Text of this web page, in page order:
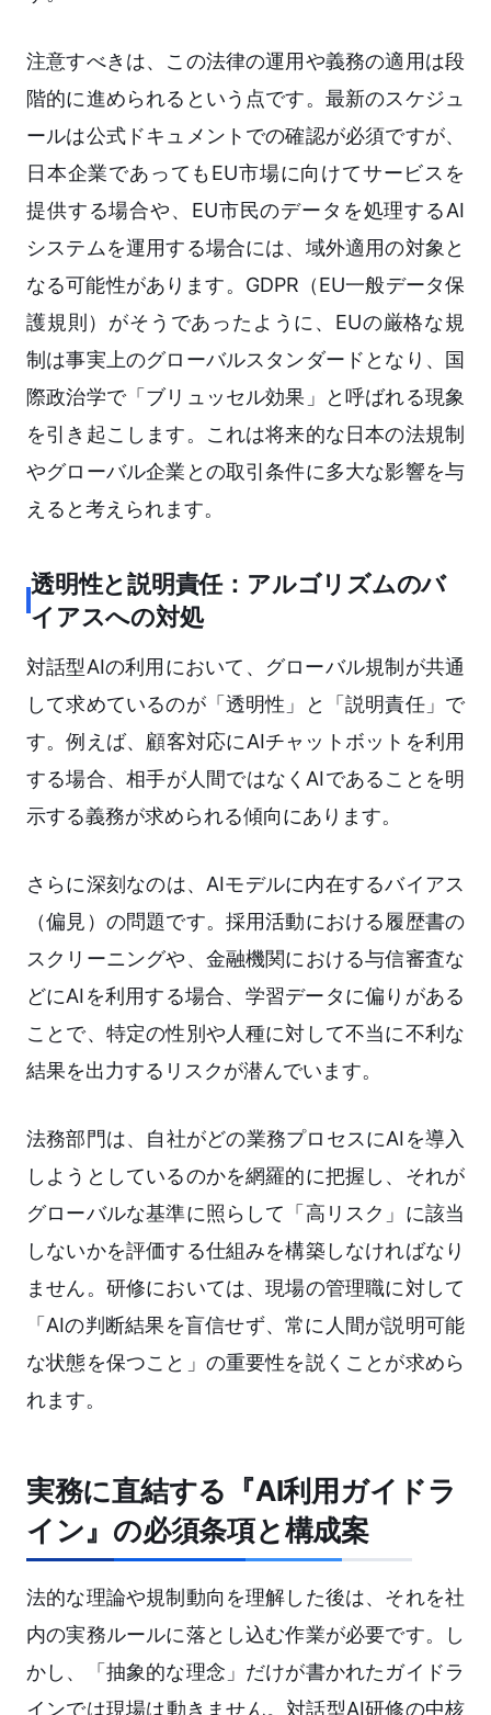
注意すべきは、この法律の運用や義務の適用は段
階的に進められるという点です。最新のスケジュ
ールは公式ドキュメントでの確認が必須ですが、
日本企業であってもEU市場に向けてサービスを
提供する場合や、EU市民のデータを処理するAI
システムを運用する場合には、域外適用の対象と
なる可能性があります。GDPR（EU一般データ保
護規則）がそうであったように、EUの厳格な規
制は事実上のグローバルスタンダードとなり、国
際政治学で「ブリュッセル効果」と呼ばれる現象
を引き起こします。これは将来的な日本の法規制
やグローバル企業との取引条件に多大な影響を与
えると考えられます。
透明性と説明責任：アルゴリズムのバ
イアスへの対処
対話型AIの利用において、グローバル規制が共通
して求めているのが「透明性」と「説明責任」で
す。例えば、顧客対応にAIチャットボットを利用
する場合、相手が人間ではなくAIであることを明
示する義務が求められる傾向にあります。
さらに深刻なのは、AIモデルに内在するバイアス
（偏見）の問題です。採用活動における履歴書の
スクリーニングや、金融機関における与信審査な
どにAIを利用する場合、学習データに偏りがある
ことで、特定の性別や人種に対して不当に不利な
結果を出力するリスクが潜んでいます。
法務部門は、自社がどの業務プロセスにAIを導入
しようとしているのかを網羅的に把握し、それが
グローバルな基準に照らして「高リスク」に該当
しないかを評価する仕組みを構築しなければなり
ません。研修においては、現場の管理職に対して
「AIの判断結果を盲信せず、常に人間が説明可能
な状態を保つこと」の重要性を説くことが求めら
れます。
実務に直結する『AI利用ガイドラ
イン』の必須条項と構成案
法的な理論や規制動向を理解した後は、それを社
内の実務ルールに落とし込む作業が必要です。し
かし、「抽象的な理念」だけが書かれたガイドラ
インでは現場は動きません。対話型AI研修の中核